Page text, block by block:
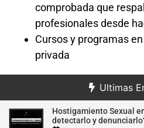
comprobada que
profesionales desde
Cursos y programas
privada
Ultimas
Hostigamiento Sexual
detectarlo y